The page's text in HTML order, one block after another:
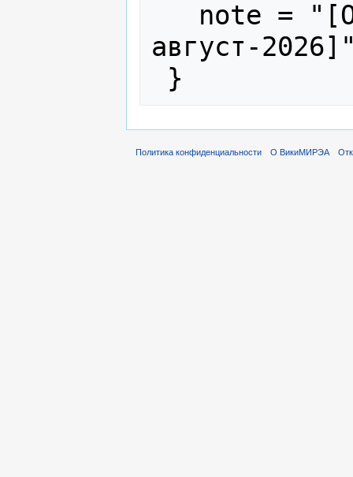
август-
Политика конфиденциальности О ВикиМИРЭА